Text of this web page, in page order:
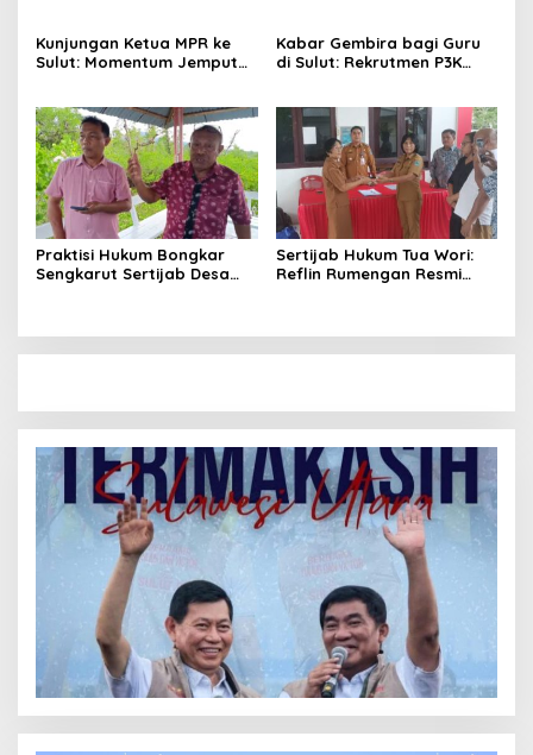
Bangsa
Kunjungan Ketua MPR ke
Sulut: Momentum Jemput
Kabar Gembira bagi Guru
di Sulut: Rekrutmen P3K
Praktisi Hukum Bongkar
Sengkarut Sertijab Desa
Sertijab Hukum Tua Wori:
Reflin Rumengan Resmi